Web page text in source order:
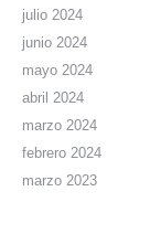
julio 2024
junio 2024
mayo 2024
abril 2024
marzo 2024
febrero 2024
marzo 2023